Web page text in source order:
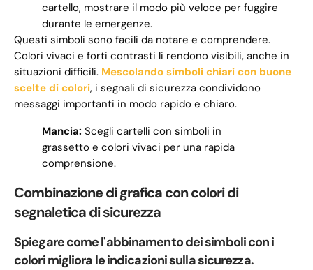
cartello, mostrare il modo più veloce per fuggire
durante le emergenze.
Questi simboli sono facili da notare e comprendere.
Colori vivaci e forti contrasti li rendono visibili, anche in
situazioni difficili. Mescolando simboli chiari con buone
scelte di colori, i segnali di sicurezza condividono
messaggi importanti in modo rapido e chiaro.
Mancia: Scegli cartelli con simboli in
grassetto e colori vivaci per una rapida
comprensione.
Combinazione di grafica con colori di
segnaletica di sicurezza
Spiegare come l'abbinamento dei simboli con i
colori migliora le indicazioni sulla sicurezza.